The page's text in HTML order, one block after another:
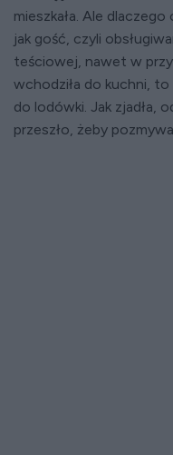
mieszkała. Ale
jak gość, czyli
teściowej, nawet w
wchodziła do kuchni,
do lodówki. Jak zjadła,
przeszło, żeby